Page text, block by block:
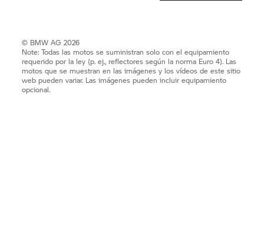
© BMW AG 2026
Note: Todas las motos se suministran solo con el equipamiento
requerido por la ley (p. ej., reflectores según la norma Euro 4). Las
motos que se muestran en las imágenes y los vídeos de este sitio
web pueden variar. Las imágenes pueden incluir equipamiento
opcional.